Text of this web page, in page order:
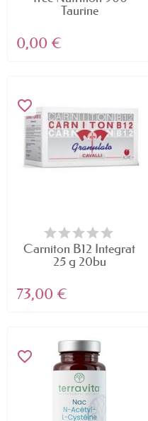
Taurine
0,00 €
favorite_border
Carniton B12 Integrat
25 g 20bu
73,00 €
favorite_border